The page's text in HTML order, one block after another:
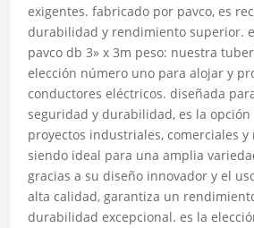
exigentes. fabricado por pavco, es
durabilidad y rendimiento superior.
pavco db 3» x 3m peso: nuestra
elección número uno para alojar y
conductores eléctricos. diseñada
seguridad y durabilidad, es la
proyectos industriales, comerciales y
siendo ideal para una amplia
gracias a su diseño innovador y el
alta calidad, garantiza un
durabilidad excepcional. es la